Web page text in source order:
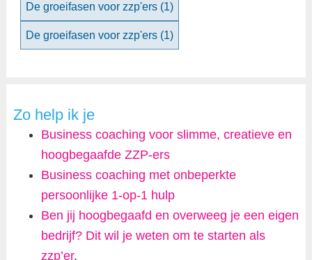
De groeifasen voor zzp'ers (1)
De groeifasen voor zzp'ers (1)
Zo help ik je
Business coaching voor slimme, creatieve en
hoogbegaafde ZZP-ers
Business coaching met onbeperkte
persoonlijke 1-op-1 hulp
Ben jij hoogbegaafd en overweeg je een eigen
bedrijf? Dit wil je weten om te starten als
zzp’er.